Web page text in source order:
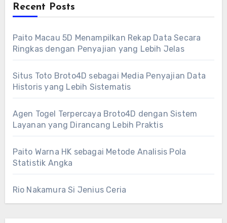
Recent Posts
Paito Macau 5D Menampilkan Rekap Data Secara
Ringkas dengan Penyajian yang Lebih Jelas
Situs Toto Broto4D sebagai Media Penyajian Data
Historis yang Lebih Sistematis
Agen Togel Terpercaya Broto4D dengan Sistem
Layanan yang Dirancang Lebih Praktis
Paito Warna HK sebagai Metode Analisis Pola
Statistik Angka
Rio Nakamura Si Jenius Ceria